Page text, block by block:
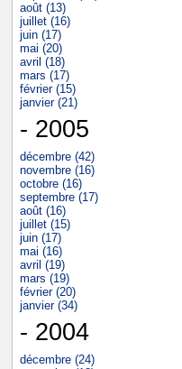
août (13)
juillet (16)
juin (17)
mai (20)
avril (18)
mars (17)
février (15)
janvier (21)
- 2005
décembre (42)
novembre (16)
octobre (16)
septembre (17)
août (16)
juillet (15)
juin (17)
mai (16)
avril (19)
mars (19)
février (20)
janvier (34)
- 2004
décembre (24)